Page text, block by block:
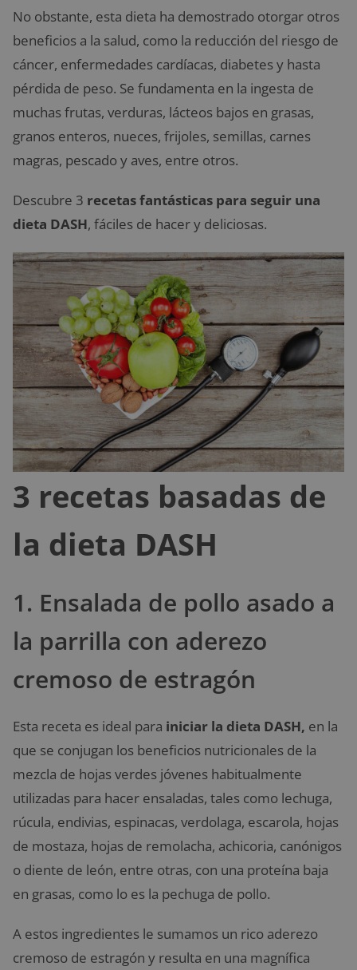
No obstante, esta dieta ha demostrado otorgar otros
beneficios a la salud, como la reducción del riesgo de
cáncer, enfermedades cardíacas, diabetes y hasta
pérdida de peso. Se fundamenta en la ingesta de
muchas frutas, verduras, lácteos bajos en grasas,
granos enteros, nueces, frijoles, semillas, carnes
magras, pescado y aves, entre otros.
Descubre 3 recetas fantásticas para seguir una
dieta DASH, fáciles de hacer y deliciosas.
3 recetas basadas de
la dieta DASH
1. Ensalada de pollo asado a
la parrilla con aderezo
cremoso de estragón
Esta receta es ideal para iniciar la dieta DASH, en la
que se conjugan los beneficios nutricionales de la
mezcla de hojas verdes jóvenes habitualmente
utilizadas para hacer ensaladas, tales como lechuga,
rúcula, endivias, espinacas, verdolaga, escarola, hojas
de mostaza, hojas de remolacha, achicoria, canónigos
o diente de león, entre otras, con una proteína baja
en grasas, como lo es la pechuga de pollo.
A estos ingredientes le sumamos un rico aderezo
cremoso de estragón y resulta en una magnífica